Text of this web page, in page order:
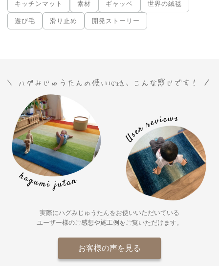
キッチンマット 素材 ギャッベ 世界の絨毯
遊び毛 滑り止め 開発ストーリー
実際にハグみじゅうたんをお使いいただいている
ユーザー様のご感想や施工例をご覧いただけます。
お客様の声を見る